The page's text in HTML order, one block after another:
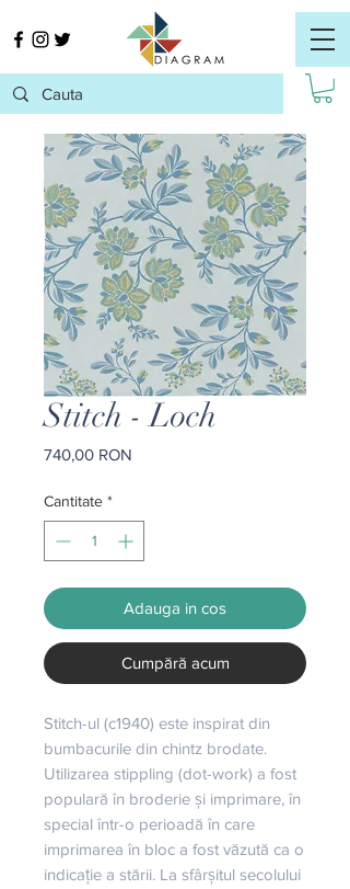
Stitch - Loch
740,00 RON
Cantitate *
Adauga in cos
Cumpără acum
Stitch-ul (c1940) este inspirat din
bumbacurile din chintz brodate.
Utilizarea stippling (dot-work) a fost
populară în broderie și imprimare, în
special într-o perioadă în care
imprimarea în bloc a fost văzută ca o
indicație a stării. La sfârșitul secolului